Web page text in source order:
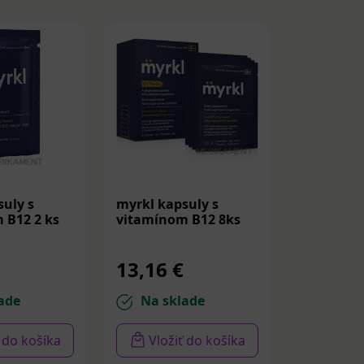
s
2 ks
košíka
myrkl kapsuly s
vitamínom B12 8ks
13,16 €
Na sklade
Vložiť do košíka